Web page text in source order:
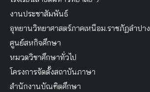
งานประชาสัมพันธ์
อุทยานวิทยาศาสตร์ภาคเหนือม.ราชภัฏลำปาง
ศูนย์สหกิจศึกษา
หมวดวิชาศึกษาทั่วไป
โครงการจัดตั้งสถาบันภาษา
สำนักงานบัณฑิตศึกษา